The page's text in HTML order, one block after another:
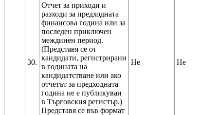
30.
Отчет за приходи и
разходи за предходната
финансова година или за
последен приключен
междинен период.
(Представя се от
кандидати, регистрирани
в годината на
кандидатстване или ако
отчетът за предходната
година не е публикуван
в Търговския регистър.)
Представя се във формат
Не Не